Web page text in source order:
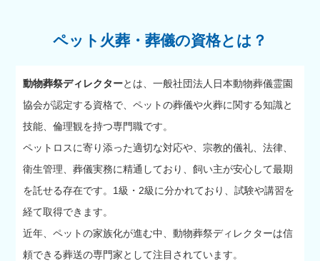
ペット火葬・葬儀の資格とは？
動物葬祭ディレクターとは、一般社団法人日本動物葬儀霊園
協会が認定する資格で、ペットの葬儀や火葬に関する知識と
技能、倫理観を持つ専門職です。
ペットロスに寄り添った適切な対応や、宗教的儀礼、法律、
衛生管理、葬儀実務に精通しており、飼い主が安心して最期
を託せる存在です。1級・2級に分かれており、試験や講習を
経て取得できます。
近年、ペットの家族化が進む中、動物葬祭ディレクターは信
頼できる葬送の専門家として注目されています。